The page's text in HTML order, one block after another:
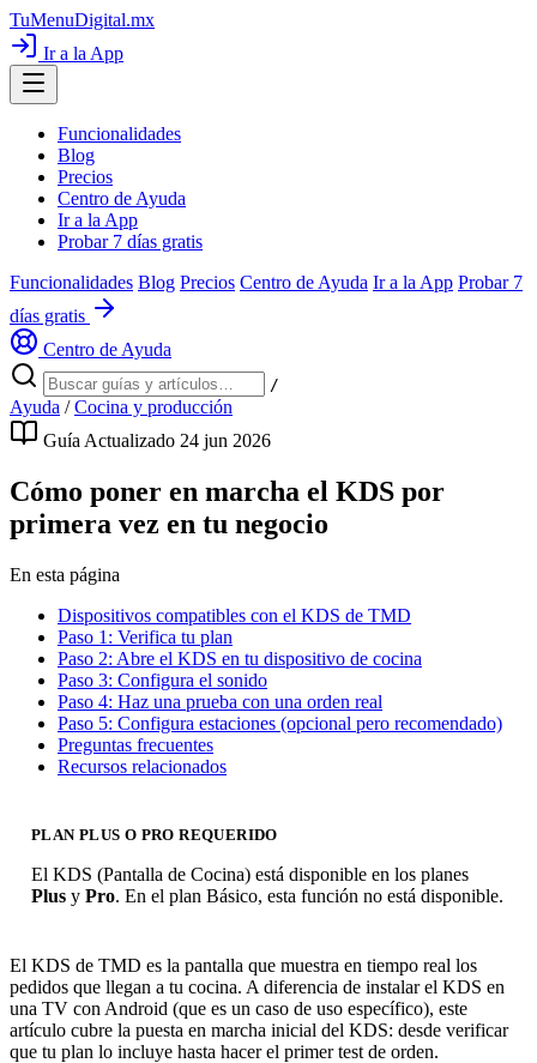
TuMenuDigital.mx
Ir a la App
Funcionalidades
Blog
Precios
Centro de Ayuda
Ir a la App
Probar 7 días gratis
Funcionalidades Blog Precios Centro de Ayuda Ir a la App Probar 7
días gratis
Centro de Ayuda
/
Ayuda / Cocina y producción
Guía Actualizado 24 jun 2026
Cómo poner en marcha el KDS por
primera vez en tu negocio
En esta página
Dispositivos compatibles con el KDS de TMD
Paso 1: Verifica tu plan
Paso 2: Abre el KDS en tu dispositivo de cocina
Paso 3: Configura el sonido
Paso 4: Haz una prueba con una orden real
Paso 5: Configura estaciones (opcional pero recomendado)
Preguntas frecuentes
Recursos relacionados
PLAN PLUS O PRO REQUERIDO
El KDS (Pantalla de Cocina) está disponible en los planes
Plus y Pro. En el plan Básico, esta función no está disponible.
El KDS de TMD es la pantalla que muestra en tiempo real los
pedidos que llegan a tu cocina. A diferencia de instalar el KDS en
una TV con Android (que es un caso de uso específico), este
artículo cubre la puesta en marcha inicial del KDS: desde verificar
que tu plan lo incluye hasta hacer el primer test de orden.